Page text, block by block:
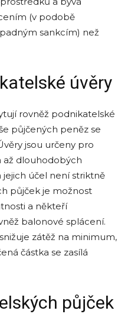
(v podobě
sankcím) než
úvěry
rovněž podnikatelské
půjčených peněz se
jsou určeny pro
až dlouhodobých
jejich účel není striktně
půjček je možnost
a někteří
balonové splácení.
zátěž na minimum,
částka se zasílá
půjček